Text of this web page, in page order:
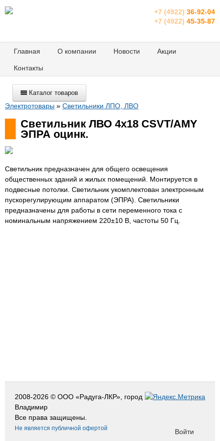
+7 (4922) 36-92-04
+7 (4922) 45-35-87
Главная О компании Новости Акции
Контакты
Каталог товаров
Электротовары » Светильники ЛПО, ЛВО
Светильник ЛВО 4х18 CSVT/AMY
ЭПРА оцинк.
Светильник предназначен для общего освещения
общественных зданий и жилых помещений. Монтируется в
подвесные потолки. Светильник укомплектован электронным
пускорегулирующим аппаратом (ЭПРА). Светильники
предназначены для работы в сети переменного тока с
номинальным напряжением 220±10 В, частоты 50 Гц.
2008-2026 © ООО «Радуга-ЛКР», город
Владимир
Все права защищены.
Не является публичной офертой Войти